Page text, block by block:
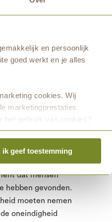
en persoonlijk
goed werkt en je alles
cookies. Wij
marketingprestaties
het gebruik van cookies?
ik geef toestemming
bij
probeer ik in te
met een
ik met mensen
dat mensen
hebben gevonden.
moeten nemen
oneindigheid